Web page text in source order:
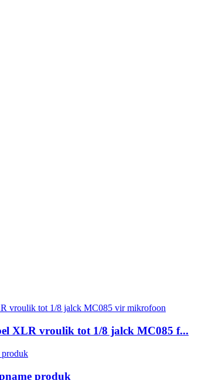
XLR vroulik tot 1/8 jalck MC085 f...
produk